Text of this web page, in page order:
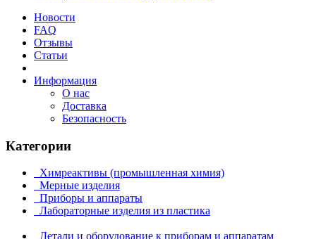
Новости
FAQ
Отзывы
Статьи
Информация
О нас
Доставка
Безопасность
Категории
Химреактивы (промышленная химия)
Мерные изделия
Приборы и аппараты
Лабораторные изделия из пластика
Детали и оборудование к приборам и аппаратам